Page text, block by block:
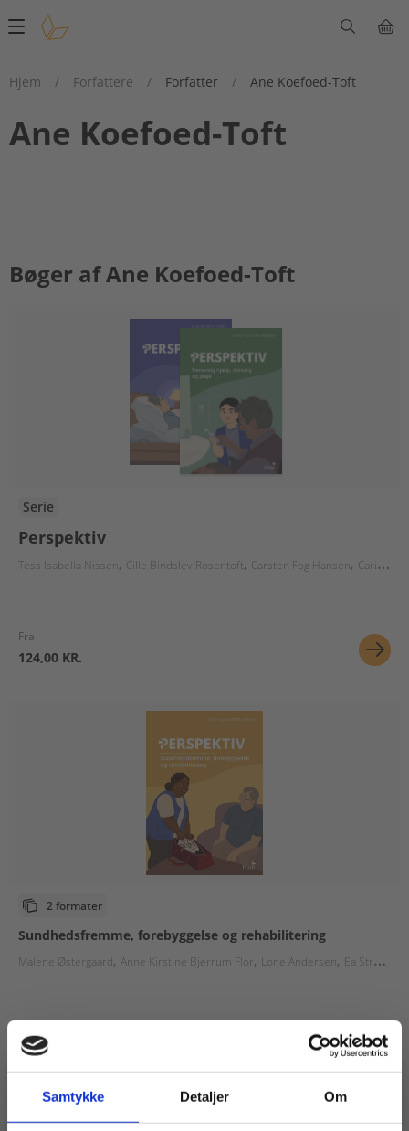
Samtykke Detaljer Om
Main
Hjem
/ Forfattere / Forfatter / Ane Koefoed-Toft
Ane Koefoed-Toft
Bøger af Ane Koefoed-Toft
Serie
Perspektiv
Tess Isabella Nissen Cille Bindslev Rosentoft Carsten Fog Hansen Carina Schmidt
Fra
124,00 KR.
2 formater
Sundhedsfremme, forebyggelse og rehabilitering
Malene Østergaard Anne Kirstine Bjerrum Flor Lone Andersen Ea Strandby Lund
Fra
124,00 KR.